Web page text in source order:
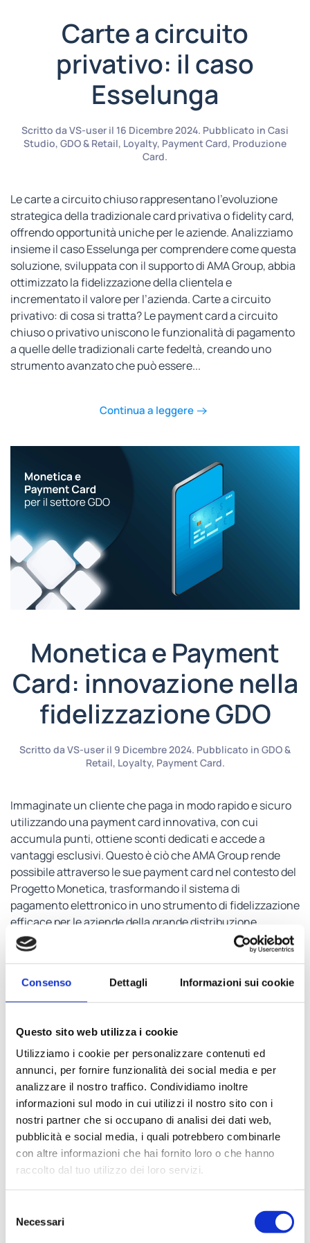
Consenso Dettagli Informazioni sui cookie
Questo sito web utilizza i cookie
Utilizziamo i cookie per personalizzare contenuti ed
annunci, per fornire funzionalità dei social media e per
analizzare il nostro traffico. Condividiamo inoltre
informazioni sul modo in cui utilizzi il nostro sito con i
nostri partner che si occupano di analisi dei dati web,
pubblicità e social media, i quali potrebbero combinarle
con altre informazioni che hai fornito loro o che hanno
raccolto dal tuo utilizzo dei loro servizi.
delNecessari
Carte a circuito
privativo: il caso
Esselunga
Scritto da VS-user il 16 Dicembre 2024. Pubblicato in Casi
Studio, GDO & Retail, Loyalty, Payment Card, Produzione
Card.
Le carte a circuito chiuso rappresentano l’evoluzione
strategica della tradizionale card privativa o fidelity card,
offrendo opportunità uniche per le aziende. Analizziamo
insieme il caso Esselunga per comprendere come questa
soluzione, sviluppata con il supporto di AMA Group, abbia
ottimizzato la fidelizzazione della clientela e
incrementato il valore per l’azienda. Carte a circuito
privativo: di cosa si tratta? Le payment card a circuito
chiuso o privativo uniscono le funzionalità di pagamento
a quelle delle tradizionali carte fedeltà, creando uno
strumento avanzato che può essere...
Continua a leggere
Monetica e Payment
Card: innovazione nella
fidelizzazione GDO
Scritto da VS-user il 9 Dicembre 2024. Pubblicato in GDO &
Retail, Loyalty, Payment Card.
Immaginate un cliente che paga in modo rapido e sicuro
utilizzando una payment card innovativa, con cui
accumula punti, ottiene sconti dedicati e accede a
vantaggi esclusivi. Questo è ciò che AMA Group rende
possibile attraverso le sue payment card nel contesto del
Progetto Monetica, trasformando il sistema di
pagamento elettronico in uno strumento di fidelizzazione
efficace per le aziende della grande distribuzione
organizzata. AMA Group: il partner strategico per
innovare la monetica nella GDO Con oltre trent’anni di
produzione e...
Continua a leggere